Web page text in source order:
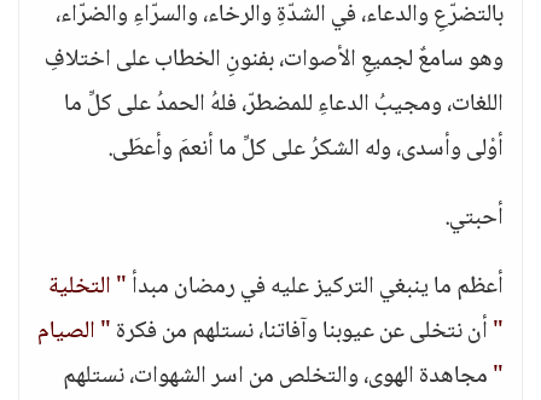
بالتضرّعِ والدعاء، في الشدّةِ والرخاء، والسرّاءِ والضرّاء،
وهو سامعٌ لجميعِ الأصوات، بفنونِ الخطاب على اختلافِ
اللغات، ومجيبُ الدعاءِ للمضطرّ، فلهُ الحمدُ على كلِّ ما
أوْلى وأسدى، وله الشكرُ على كلِّ ما أنعمَ وأعطَى.
أحبتي.
أعظم ما ينبغي التركيز عليه في رمضان مبدأ" التخلية
"أن نتخلى عن عيوبنا وآفاتنا، نستلهم من فكرة" الصيام
"مجاهدة الهوى، والتخلص من اسر الشهوات، نستلهم